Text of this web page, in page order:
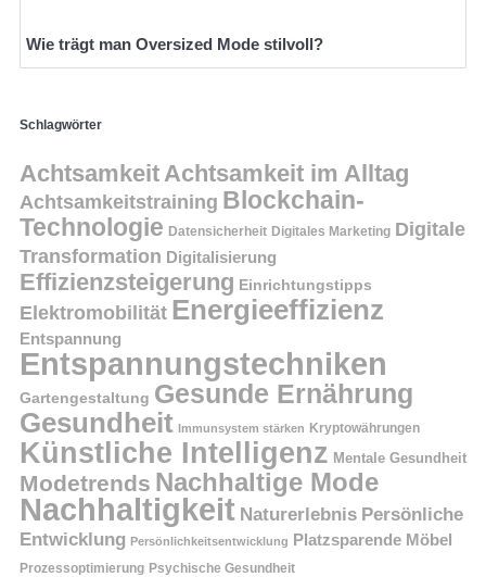
Wie trägt man Oversized Mode stilvoll?
Schlagwörter
Achtsamkeit Achtsamkeit im Alltag
Achtsamkeitstraining Blockchain-
Technologie Datensicherheit Digitales Marketing Digitale
Transformation Digitalisierung
Effizienzsteigerung Einrichtungstipps
Elektromobilität Energieeffizienz
Entspannung
Entspannungstechniken
Gartengestaltung Gesunde Ernährung
Gesundheit Immunsystem stärken Kryptowährungen
Künstliche Intelligenz Mentale Gesundheit
Modetrends Nachhaltige Mode
Nachhaltigkeit Naturerlebnis Persönliche
Entwicklung Persönlichkeitsentwicklung Platzsparende Möbel
Prozessoptimierung Psychische Gesundheit